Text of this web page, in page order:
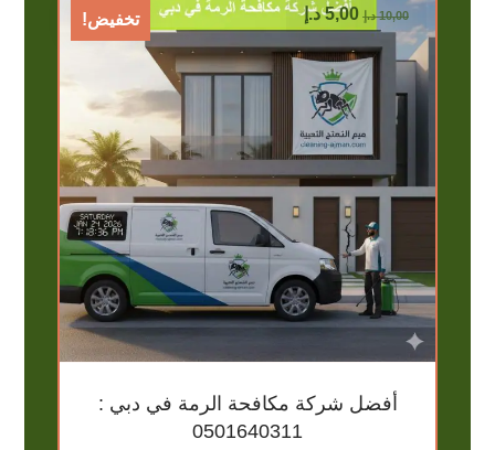
تخفيض!
أفضل شركة مكافحة الرمة في دبي :
0501640311
10,00 د.إ 5,00 د.إ